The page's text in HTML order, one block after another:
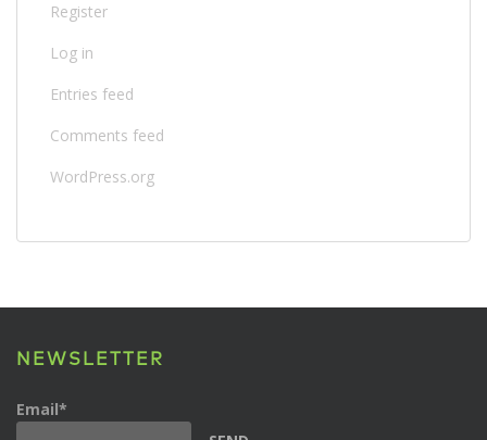
Register
Log in
Entries feed
Comments feed
WordPress.org
NEWSLETTER
Email*